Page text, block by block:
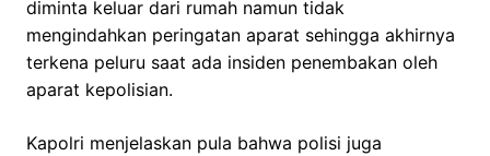
diminta keluar dari rumah namun tidak
mengindahkan peringatan aparat sehingga akhirnya
terkena peluru saat ada insiden penembakan oleh
aparat kepolisian.
Kapolri menjelaskan pula bahwa polisi juga